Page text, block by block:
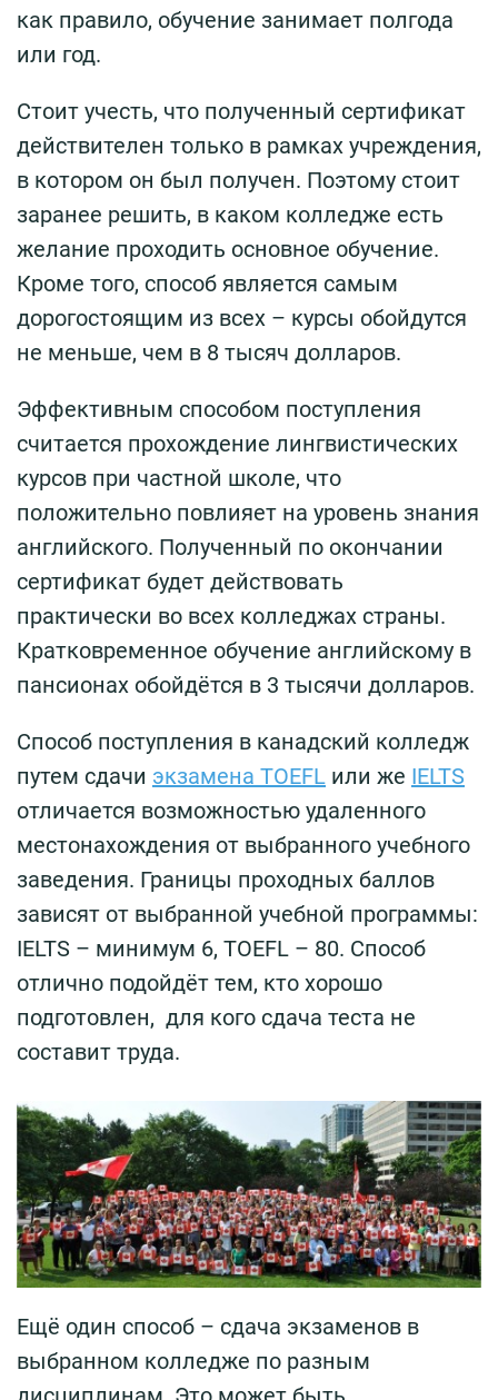
как правило, обучение занимает полгода
или год.
Стоит учесть, что полученный сертификат
действителен только в рамках учреждения,
в котором он был получен. Поэтому стоит
заранее решить, в каком колледже есть
желание проходить основное обучение.
Кроме того, способ является самым
дорогостоящим из всех – курсы обойдутся
не меньше, чем в 8 тысяч долларов.
Эффективным способом поступления
считается прохождение лингвистических
курсов при частной школе, что
положительно повлияет на уровень знания
английского. Полученный по окончании
сертификат будет действовать
практически во всех колледжах страны.
Кратковременное обучение английскому в
пансионах обойдётся в 3 тысячи долларов.
Способ поступления в канадский колледж
путем сдачи экзамена TOEFL или же IELTS
отличается возможностью удаленного
местонахождения от выбранного учебного
заведения. Границы проходных баллов
зависят от выбранной учебной программы:
IELTS – минимум 6, TOEFL – 80. Способ
отлично подойдёт тем, кто хорошо
подготовлен, для кого сдача теста не
составит труда.
Ещё один способ – сдача экзаменов в
выбранном колледже по разным